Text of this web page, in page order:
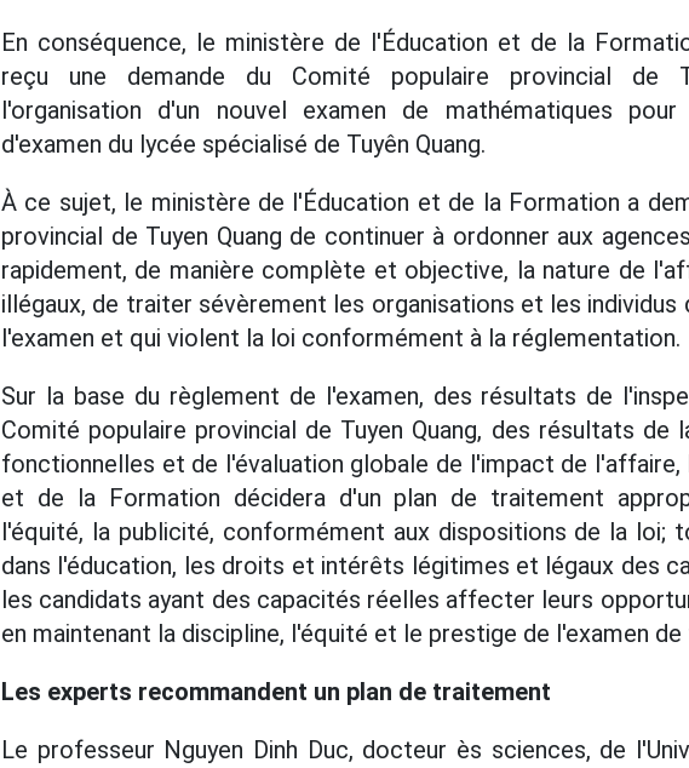
En conséquence, le ministère de l'Éducation et de la
reçu une demande du Comité populaire provincial de
l'organisation d'un nouvel examen de mathématiques
d'examen du lycée spécialisé de Tuyên Quang.
À ce sujet, le ministère de l'Éducation et de la Formation a
provincial de Tuyen Quang de continuer à ordonner aux
rapidement, de manière complète et objective, la nature de
illégaux, de traiter sévèrement les organisations et les
l'examen et qui violent la loi conformément à la réglementation.
Sur la base du règlement de l'examen, des résultats de
Comité populaire provincial de Tuyen Quang, des résultats de
fonctionnelles et de l'évaluation globale de l'impact de l'affaire,
et de la Formation décidera d'un plan de traitement
l'équité, la publicité, conformément aux dispositions de la loi;
dans l'éducation, les droits et intérêts légitimes et légaux des
les candidats ayant des capacités réelles affecter leurs
en maintenant la discipline, l'équité et le prestige de l'examen
Les experts recommandent un plan de traitement
Le professeur Nguyen Dinh Duc, docteur ès sciences, de